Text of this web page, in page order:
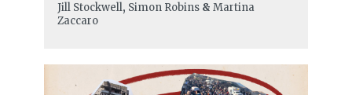
Jill Stockwell, Simon Robins& Martina
Zaccaro